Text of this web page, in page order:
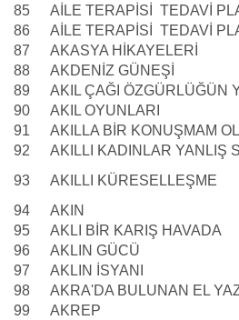
85
AİLE TERAPİSİ TEDAVİ
86
AİLE TERAPİSİ TEDAVİ
87
AKASYA HİKAYELERİ
88
AKDENİZ GÜNEŞİ
89
AKIL ÇAĞI ÖZGÜRLÜĞÜN
90
AKIL OYUNLARI
91
AKILLA BİR KONUŞMAM
92
AKILLI KADINLAR YANLIŞ
93
AKILLI KÜRESELLEŞME
94
AKIN
95
AKLI BİR KARIŞ HAVADA
96
AKLIN GÜCÜ
97
AKLIN İSYANI
98
AKRA'DA BULUNAN EL
99
AKREP